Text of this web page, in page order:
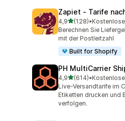
Zapiet ‑ Tarife
4,9von 5 Sternen
(128)
128 Rezensionen
•
Berechnen Sie
mit der Postleitzahl
Built for Shopify
PH MultiCarrier
4,9von 5 Sternen
(614)
614 Rezensionen
•
Live-Versandtarife im
Etiketten drucken und
verfolgen.